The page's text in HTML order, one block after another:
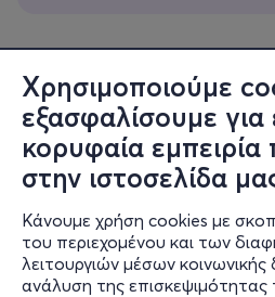
Χρησιμοποιούμε
εξασφαλίσουμε για
κορυφαία
στην ιστοσελίδα
Κάνουμε χρήση cookies με
του περιεχομένου και των
λειτουργιών μέσων κοινωνικής
ανάλυση της
Πληροφορίες
Υποστήριξη
Stay Connected